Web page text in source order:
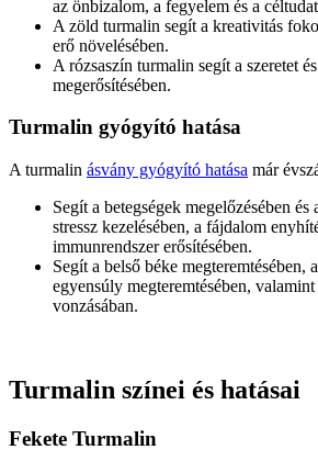
az önbizalom, a fegyelem és a
A zöld turmalin segít a kreativitás
erő növelésében.
A rózsaszín turmalin segít a szeretet
megerősítésében.
Turmalin gyógyító hatása
A turmalin ásvány gyógyító hatása már
Segít a betegségek megelőzésében
stressz kezelésében, a fájdalom
immunrendszer erősítésében.
Segít a belső béke megteremtésében,
egyensúly megteremtésében,
vonzásában.
Turmalin színei és hatásai
Fekete Turmalin